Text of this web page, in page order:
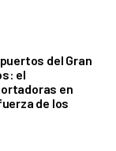
del Gran
el
en
de los